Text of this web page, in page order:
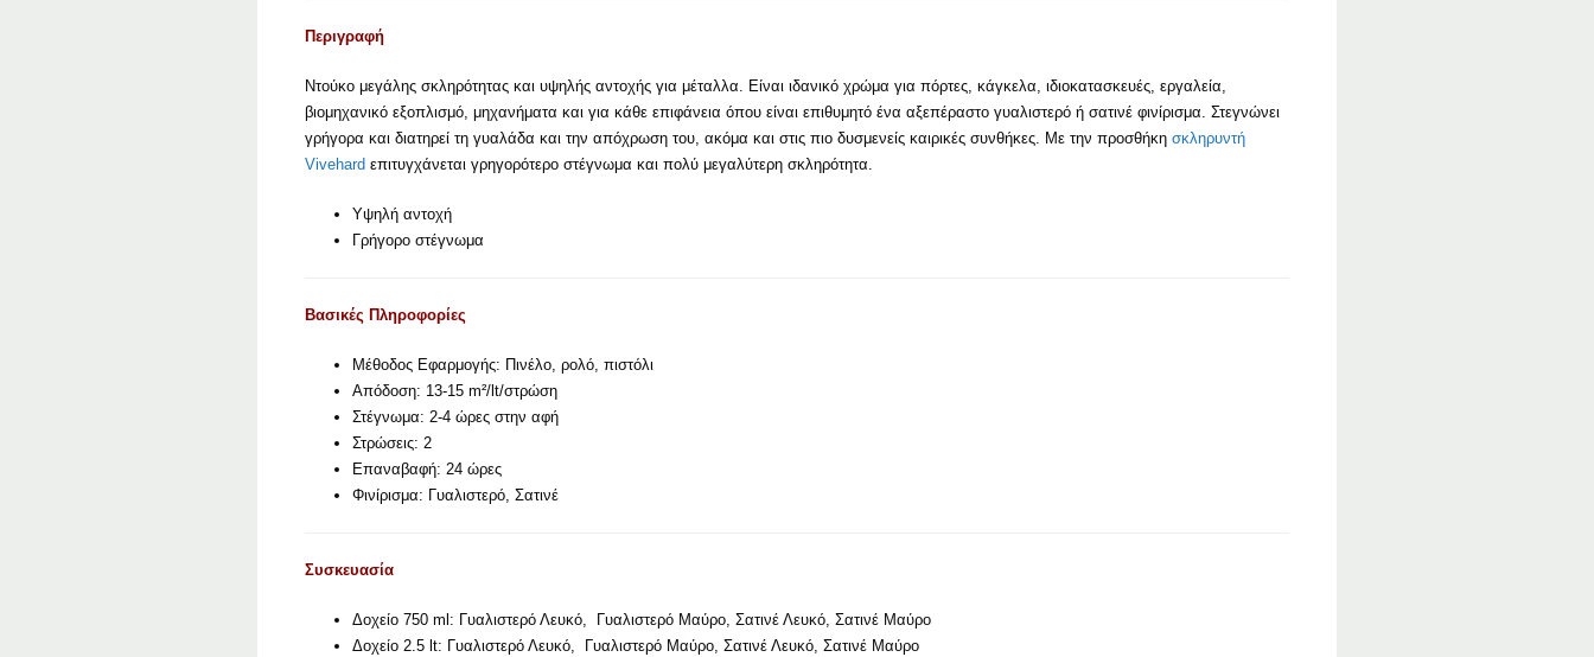
Περιγραφή
Ντούκο μεγάλης σκληρότητας και υψηλής αντοχής για μέταλλα. Είναι ιδανικό χρώμα για πόρτες, κάγκελα, ιδιοκατασκευές, εργαλεία,
βιομηχανικό εξοπλισμό, μηχανήματα και για κάθε επιφάνεια όπου είναι επιθυμητό ένα αξεπέραστο γυαλιστερό ή σατινέ φινίρισμα. Στεγνώνει
γρήγορα και διατηρεί τη γυαλάδα και την απόχρωση του, ακόμα και στις πιο δυσμενείς καιρικές συνθήκες. Με την προσθήκη σκληρυντή
Vivehard επιτυγχάνεται γρηγορότερο στέγνωμα και πολύ μεγαλύτερη σκληρότητα.
Υψηλή αντοχή
Γρήγορο στέγνωμα
Βασικές Πληροφορίες
Μέθοδος Εφαρμογής: Πινέλο, ρολό, πιστόλι
Απόδοση: 13-15 m²/lt/στρώση
Στέγνωμα: 2-4 ώρες στην αφή
Στρώσεις: 2
Επαναβαφή: 24 ώρες
Φινίρισμα: Γυαλιστερό, Σατινέ
Συσκευασία
Δοχείο 750 ml: Γυαλιστερό Λευκό, Γυαλιστερό Μαύρο, Σατινέ Λευκό, Σατινέ Μαύρο
Δοχείο 2.5 lt: Γυαλιστερό Λευκό, Γυαλιστερό Μαύρο, Σατινέ Λευκό, Σατινέ Μαύρο